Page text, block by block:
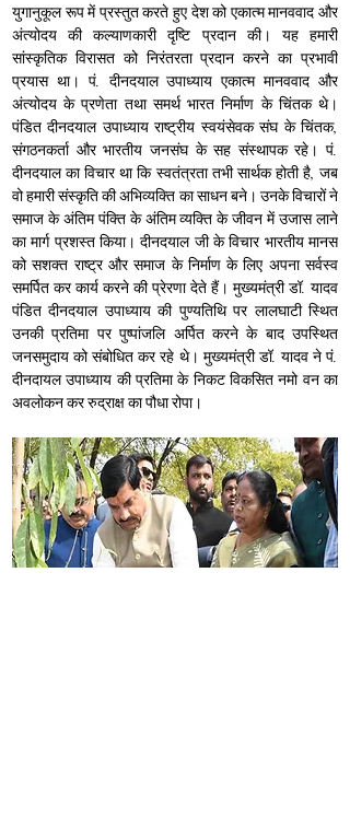
युगानुकूल रूप में प्रस्तुत करते हुए देश को एकात्म मानववाद और
अंत्योदय की कल्याणकारी दृष्टि प्रदान की। यह हमारी
सांस्कृतिक विरासत को निरंतरता प्रदान करने का प्रभावी
प्रयास था। पं. दीनदयाल उपाध्याय एकात्म मानववाद और
अंत्योदय के प्रणेता तथा समर्थ भारत निर्माण के चिंतक थे।
पंडित दीनदयाल उपाध्याय राष्ट्रीय स्वयंसेवक संघ के चिंतक,
संगठनकर्ता और भारतीय जनसंघ के सह संस्थापक रहे। पं.
दीनदयाल का विचार था कि स्वतंत्रता तभी सार्थक होती है, जब
वो हमारी संस्कृति की अभिव्यक्ति का साधन बने। उनके विचारों ने
समाज के अंतिम पंक्ति के अंतिम व्यक्ति के जीवन में उजास लाने
का मार्ग प्रशस्त किया। दीनदयाल जी के विचार भारतीय मानस
को सशक्त राष्ट्र और समाज के निर्माण के लिए अपना सर्वस्व
समर्पित कर कार्य करने की प्रेरणा देते हैं। मुख्यमंत्री डॉ. यादव
पंडित दीनदयाल उपाध्याय की पुण्यतिथि पर लालघाटी स्थित
उनकी प्रतिमा पर पुष्पांजलि अर्पित करने के बाद उपस्थित
जनसमुदाय को संबोधित कर रहे थे। मुख्यमंत्री डॉ. यादव ने पं.
दीनदायल उपाध्याय की प्रतिमा के निकट विकसित नमो वन का
अवलोकन कर रुद्राक्ष का पौधा रोपा।